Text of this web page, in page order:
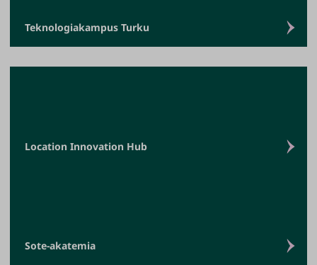
Teknologiakampus Turku
Location Innovation Hub
Sote-akatemia